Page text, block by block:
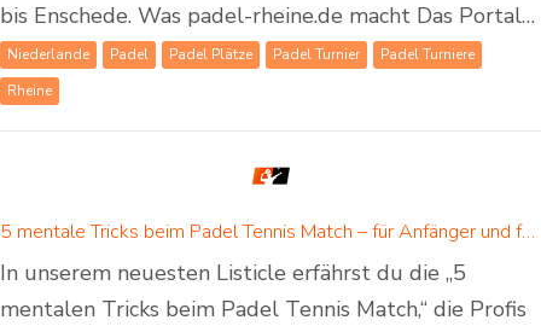
bis Enschede. Was padel-rheine.de macht Das Portal…
Niederlande Padel Padel Plätze Padel Turnier
Padel Turniere
Rheine
5 mentale Tricks beim Padel Tennis Match – für Anfänger und fortgeschrittene Padelspieler
In unserem neuesten Listicle erfährst du die „5
mentalen Tricks beim Padel Tennis Match,“ die Profis